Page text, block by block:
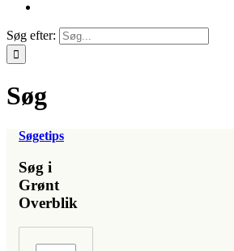
Søg efter:
Søg
Søgetips
Søg i
Grønt
Overblik